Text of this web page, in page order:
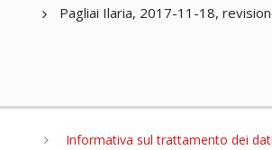
Pagliai Ilaria, 2017-11-18,
Informativa sul trattamento dei